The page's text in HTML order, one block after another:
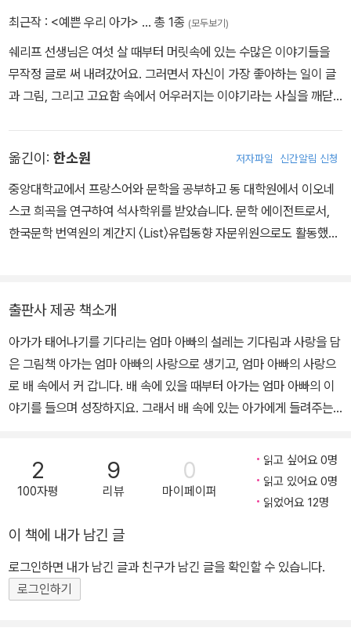
마 배 속에 있을 때부터다. 이 책을 읽어 주는 부모의 목소리를 들으며
아가는 자신이 세상으로 나갈 날을 부모와 함께 기대하며 기다리게
될 것이다.
최근작 : <예쁜 우리 아가> … 총 1종 (모두보기)
쉐리프 선생님은 여섯 살 때부터 머릿속에 있는 수많은 이야기들을
무작정 글로 써 내려갔어요. 그러면서 자신이 가장 좋아하는 일이 글
과 그림, 그리고 고요함 속에서 어우러지는 이야기라는 사실을 깨닫
엄마와 동물에 대한 이야기를 친구들과 나누기를 원했답니다. 그림을
더 잘 그리기 위해 프랑스 스트라스부르에 있는 응용미술학교와 다카
르예술학교에서 일러스트레이션을 공부했어요. 지금은 사랑스런 딸,
아미나타와 함께 프랑스 낭시에서 생활하면서 하루 일과의 대부분을
옮긴이: 한소원 저자파일 신간알림 신청
중앙대학교에서 프랑스어와 문학을 공부하고 동 대학원에서 이오네
스코 희곡을 연구하여 석사학위를 받았습니다. 문학 에이전트로서,
한국문학 번역원의 계간지 〈List〉유럽동향 자문위원으로도 활동했습
요?》 등이 있습니다.
출판사 제공 책소개
아가가 태어나기를 기다리는 엄마 아빠의 설레는 기다림과 사랑을 담
은 그림책 아가는 엄마 아빠의 사랑으로 생기고, 엄마 아빠의 사랑으
로 배 속에서 커 갑니다. 배 속에 있을 때부터 아가는 엄마 아빠의 이
야기를 들으며 성장하지요. 그래서 배 속에 있는 아가에게 들려주는
할 가장 중요한 이야기는 무엇일까요? 엄마 아빠가 얼마나 아가를 사
랑하는지, 그리고 아가가 태어나기를 얼마나 설레는 마음으로 기다리
고 있는지가 아닐까요? 엄마랑 아빠는 서로 많이 많이 사랑했어. 어
우리 아가》는 아가가 엄마 배 속에 찾아온 것이 엄마 아빠가 서로 사
랑했기 때문이라고 밝히고 있습니다. 즉 엄마 아빠의 사랑으로 맺어
진 결실이 바로 ‘배 속에 있는 아가’라고 분명히 알려 주지요. 자신이
사랑으로 태어난 존재라는 사실을 아는 아이는 그렇지 않은 아이보다
2
100자평
9
리뷰
0
마이페이퍼
읽고 싶어요 0명
읽고 있어요 0명
읽었어요 12명
이 책에 내가 남긴 글
로그인하면 내가 남긴 글과 친구가 남긴 글을 확인할 수 있습니다.
로그인하기